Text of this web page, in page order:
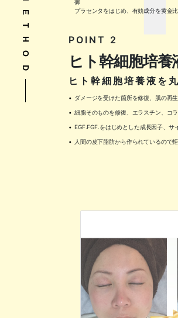
御
プラセンタをはじめ、有効成分を黄金
POINT 2
ヒト幹細胞培養
ヒト幹細胞培養液を
ダメージを受けた箇所を修復、肌の再
細胞そのものを修復、エラスチン、コ
EGF.FGF.をはじめとした成長因子、
人間の皮下脂肪から作られているので